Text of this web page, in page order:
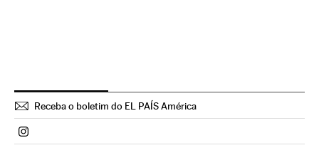
Receba o boletim do EL PAÍS América
Politica El País Brasil en Instagram